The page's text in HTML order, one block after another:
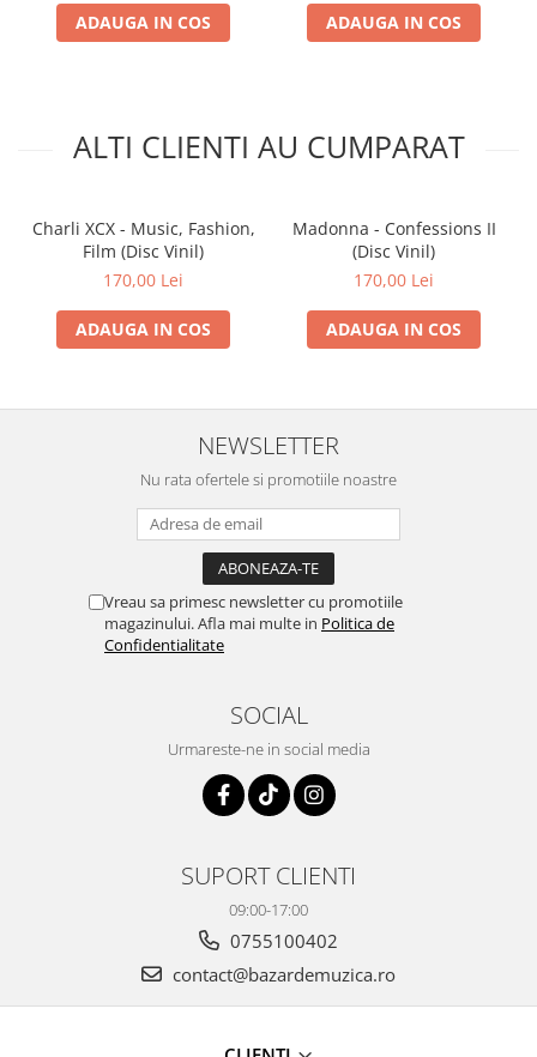
ADAUGA IN COS ADAUGA IN COS
ALTI CLIENTI AU CUMPARAT
Charli XCX - Music, Fashion,
Film (Disc Vinil)
170,00 Lei
ADAUGA IN COS
Madonna - Confessions II
(Disc Vinil)
170,00 Lei
ADAUGA IN COS
NEWSLETTER
Nu rata ofertele si promotiile noastre
Vreau sa primesc newsletter cu promotiile
magazinului. Afla mai multe in Politica de
Confidentialitate
SOCIAL
Urmareste-ne in social media
SUPORT CLIENTI
09:00-17:00
0755100402
contact@bazardemuzica.ro